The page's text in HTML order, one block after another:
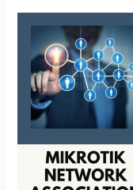
NETWORK
ASSOCIATION